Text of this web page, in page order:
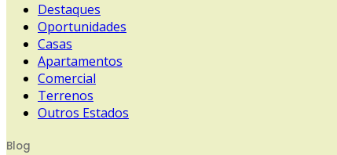
Destaques
Oportunidades
Casas
Apartamentos
Comercial
Terrenos
Outros Estados
Blog